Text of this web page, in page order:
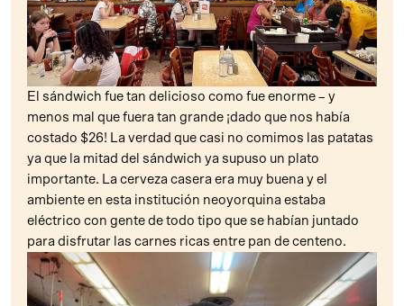
El sándwich fue tan delicioso como fue enorme – y
menos mal que fuera tan grande ¡dado que nos había
costado $26! La verdad que casi no comimos las patatas
ya que la mitad del sándwich ya supuso un plato
importante. La cerveza casera era muy buena y el
ambiente en esta institución neoyorquina estaba
eléctrico con gente de todo tipo que se habían juntado
para disfrutar las carnes ricas entre pan de centeno.